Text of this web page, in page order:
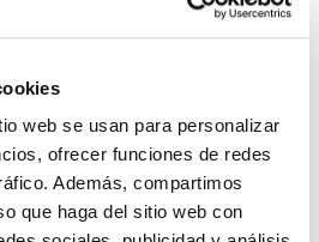
web se usan para personalizar
ofrecer funciones de redes
Además, compartimos
que haga del sitio web con
renovada em
(Sevilla)